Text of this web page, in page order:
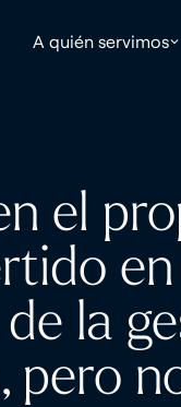
A quién servimos
el
la
pero